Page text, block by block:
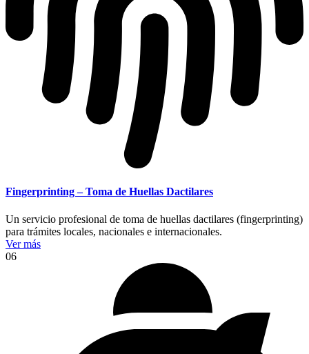
Fingerprinting – Toma de Huellas Dactilares
Un servicio profesional de toma de huellas dactilares (fingerprinting)
para trámites locales, nacionales e internacionales.
Ver más
06